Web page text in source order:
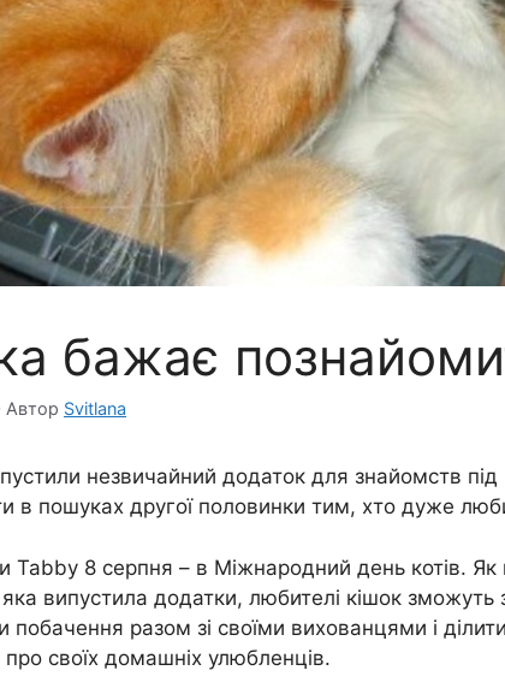
бажає
Автор Svitlana
незвичайний додаток для знайомств
в пошуках другої половинки тим, хто дуже
Tabby 8 серпня – в Міжнародний день котів. Як
яка випустила додатки, любителі кішок зможуть
побачення разом зі своїми вихованцями і
про своїх домашніх улюбленців.